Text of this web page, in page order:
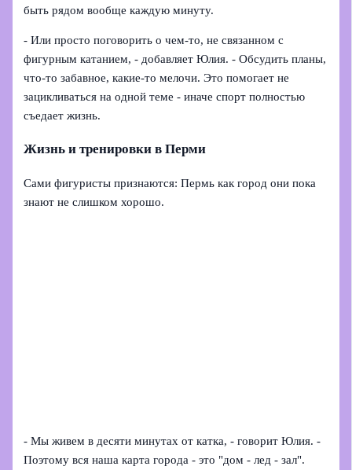
быть рядом вообще каждую минуту.
- Или просто поговорить о чем-то, не связанном с
фигурным катанием, - добавляет Юлия. - Обсудить планы,
что-то забавное, какие-то мелочи. Это помогает не
зацикливаться на одной теме - иначе спорт полностью
съедает жизнь.
Жизнь и тренировки в Перми
Сами фигуристы признаются: Пермь как город они пока
знают не слишком хорошо.
- Мы живем в десяти минутах от катка, - говорит Юлия. -
Поэтому вся наша карта города - это "дом - лед - зал".